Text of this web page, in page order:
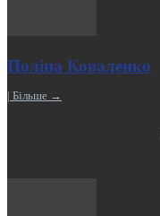
Поліна Коваленко
| Більше →